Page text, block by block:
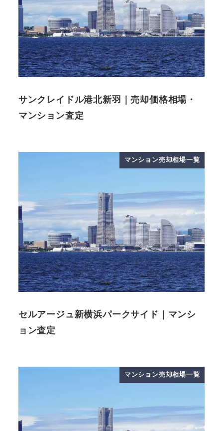
サンクレイドル港北新羽｜売却価格相場・
マンション査定
マンション売却相場一覧
セルアージュ新横浜パークサイド｜マンシ
ョン査定
マンション売却相場一覧